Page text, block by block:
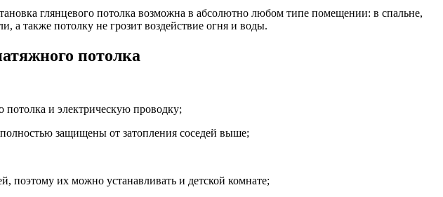
глянцевого потолка возможна в абсолютно любом типе помещении: в спальне,
а также потолку не грозит воздействие огня и воды.
потолка
потолка и электрическую проводку;
защищены от затопления соседей выше;
поэтому их можно устанавливать и детской комнате;